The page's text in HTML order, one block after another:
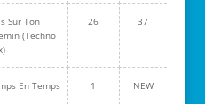
Sur Ton
(Techno
26 37
En Temps 1 NEW